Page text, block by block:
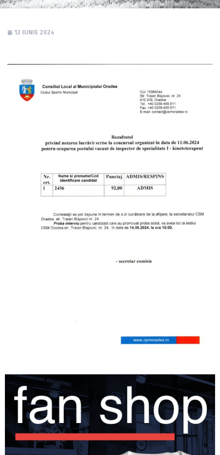
12 IUNIE 2024